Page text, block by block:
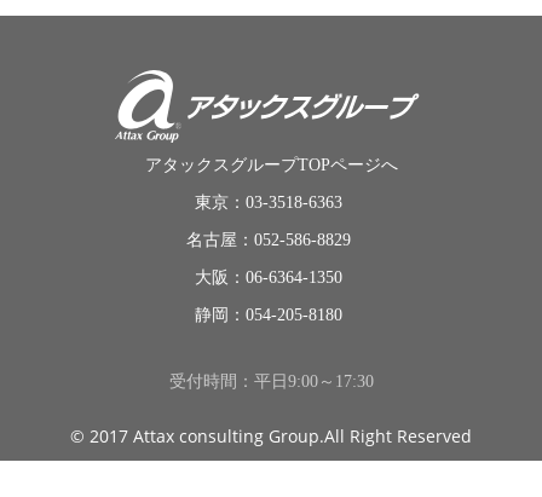
アタックスグループTOPページへ
東京：03-3518-6363
名古屋：052-586-8829
大阪：06-6364-1350
静岡：054-205-8180
受付時間：平日9:00～17:30
© 2017 Attax consulting Group.All Right Reserved